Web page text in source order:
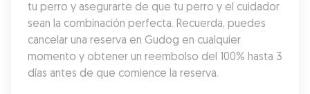
tu perro y asegurarte de que tu perro y el cuidador
sean la combinación perfecta. Recuerda, puedes
cancelar una reserva en Gudog en cualquier
momento y obtener un reembolso del 100% hasta 3
días antes de que comience la reserva.